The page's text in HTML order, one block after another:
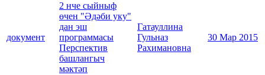
документ
2 нче сыйныф
өчен "Әдәби уку"
дан эш
программасы
Перспектив
башлангыч
мәктәп
Гатауллина
Гульназ
Рахимановна
30 Мар 2015